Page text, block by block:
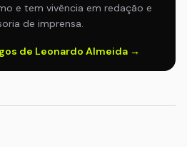
e tem vivência em redação e
de imprensa.
de Leonardo Almeida →